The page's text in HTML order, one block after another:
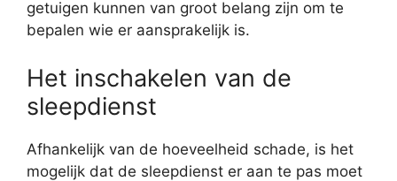
getuigen kunnen van groot belang zijn om te
bepalen wie er aansprakelijk is.
Het inschakelen van de
sleepdienst
Afhankelijk van de hoeveelheid schade, is het
mogelijk dat de sleepdienst er aan te pas moet